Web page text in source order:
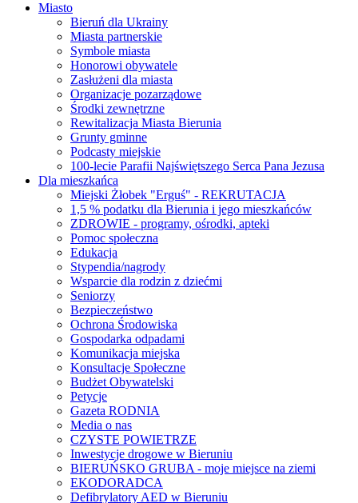
Miasto
Bieruń dla Ukrainy
Miasta partnerskie
Symbole miasta
Honorowi obywatele
Zasłużeni dla miasta
Organizacje pozarządowe
Środki zewnętrzne
Rewitalizacja Miasta Bierunia
Grunty gminne
Podcasty miejskie
100-lecie Parafii Najświętszego Serca Pana Jezusa
Dla mieszkańca
Miejski Żłobek "Erguś" - REKRUTACJA
1,5 % podatku dla Bierunia i jego mieszkańców
ZDROWIE - programy, ośrodki, apteki
Pomoc społeczna
Edukacja
Stypendia/nagrody
Wsparcie dla rodzin z dziećmi
Seniorzy
Bezpieczeństwo
Ochrona Środowiska
Gospodarka odpadami
Komunikacja miejska
Konsultacje Społeczne
Budżet Obywatelski
Petycje
Gazeta RODNIA
Media o nas
CZYSTE POWIETRZE
Inwestycje drogowe w Bieruniu
BIERUŃSKO GRUBA - moje miejsce na ziemi
EKODORADCA
Defibrylatory AED w Bieruniu